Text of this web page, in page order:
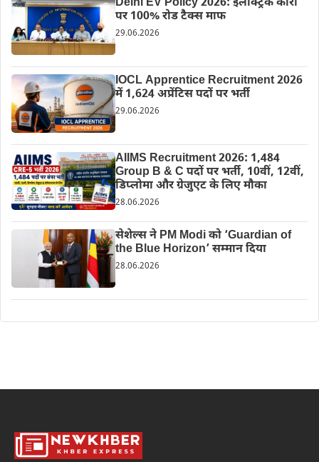
Delhi EV Policy 2026: इलेक्ट्रिक कारों
पर 100% रोड टैक्स माफ
29.06.2026
IOCL Apprentice Recruitment 2026
में 1,624 अप्रेंटिस पदों पर भर्ती
29.06.2026
AIIMS Recruitment 2026: 1,484
Group B & C पदों पर भर्ती, 10वीं, 12वीं,
डिप्लोमा और ग्रेजुएट के लिए मौका
28.06.2026
सेशेल्स ने PM Modi को ‘Guardian of
the Blue Horizon’ सम्मान दिया
28.06.2026